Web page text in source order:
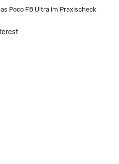
Poco F8 Ultra im Praxischeck